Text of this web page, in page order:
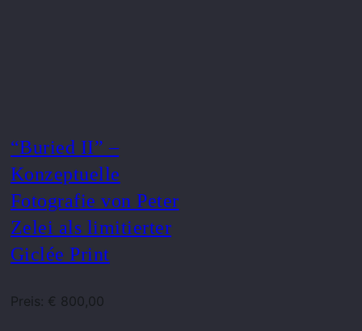
“Buried II” –
Konzeptuelle
Fotografie von Peter
Zelei als limitierter
Giclée Print
Preis: € 800,00